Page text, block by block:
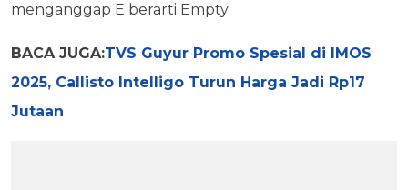
menganggap E berarti Empty.
BACA JUGA:TVS Guyur Promo Spesial di IMOS
2025, Callisto Intelligo Turun Harga Jadi Rp17
Jutaan